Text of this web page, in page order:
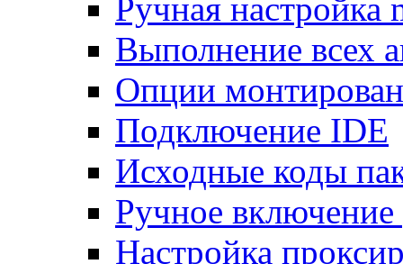
Ручная настройка
Выполнение всех
Опции
Подключение IDE
Исходные коды
Ручное
Настройка